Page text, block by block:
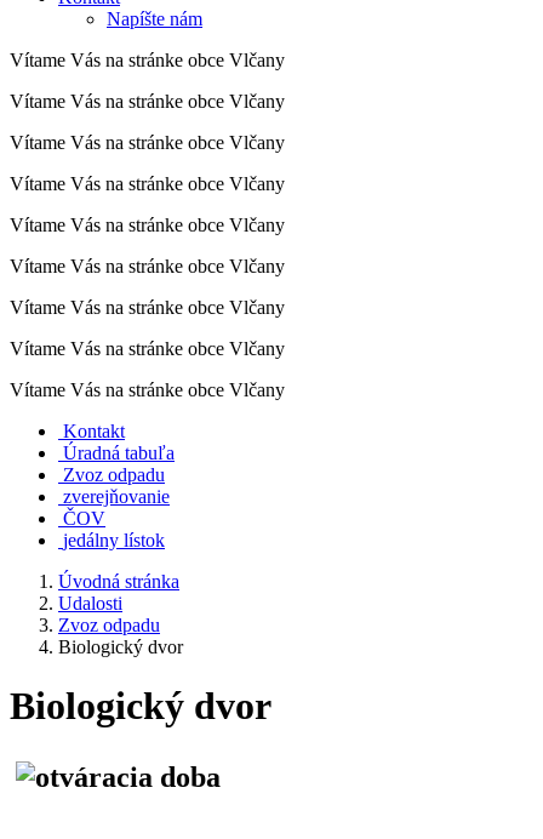
Napíšte nám
Vítame Vás na stránke obce Vlčany
Vítame Vás na stránke obce Vlčany
Vítame Vás na stránke obce Vlčany
Vítame Vás na stránke obce Vlčany
Vítame Vás na stránke obce Vlčany
Vítame Vás na stránke obce Vlčany
Vítame Vás na stránke obce Vlčany
Vítame Vás na stránke obce Vlčany
Vítame Vás na stránke obce Vlčany
Kontakt
Úradná tabuľa
Zvoz odpadu
zverejňovanie
ČOV
jedálny lístok
Úvodná stránka
Udalosti
Zvoz odpadu
Biologický dvor
Biologický dvor